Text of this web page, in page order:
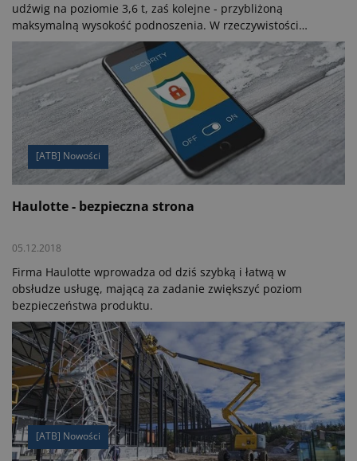
udźwig na poziomie 3,6 t, zaś kolejne - przybliżoną
maksymalną wysokość podnoszenia. W rzeczywistości
wysokość ta wynosi 13,6 m, zaś maksymalny zasięg to 9,8
[ATB] Nowości
Haulotte - bezpieczna strona
05.12.2018
Firma Haulotte wprowadza od dziś szybką i łatwą w
obsłudze usługę, mającą za zadanie zwiększyć poziom
bezpieczeństwa produktu.
[ATB] Nowości